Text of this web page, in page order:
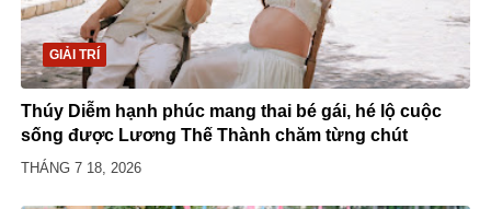
GIẢI TRÍ
Thúy Diễm hạnh phúc mang thai bé gái, hé lộ cuộc
sống được Lương Thế Thành chăm từng chút
THÁNG 7 18, 2026